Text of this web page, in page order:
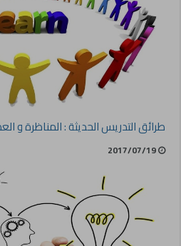
طرائق التدريس الحديثة : المناظرة و
2017/07/19